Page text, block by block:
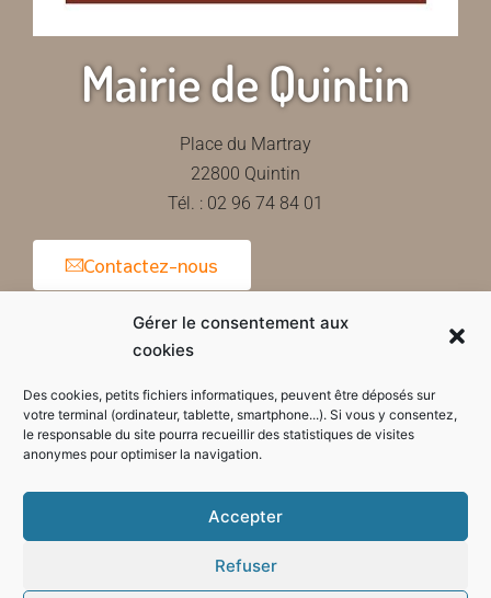
Gérer le consentement aux
cookies
Des cookies, petits fichiers informatiques, peuvent être déposés sur
votre terminal (ordinateur, tablette, smartphone...). Si vous y consentez,
le responsable du site pourra recueillir des statistiques de visites
anonymes pour optimiser la navigation.
Accepter
Refuser
Mairie de Quintin
Place du Martray
22800 Quintin
Tél. : 02 96 74 84 01
Contactez-nous
Horaires d'ouverture de la mairie